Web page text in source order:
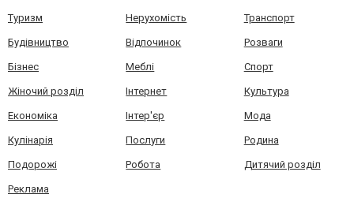
Туризм Нерухомість Транспорт
Будівництво Відпочинок Розваги
Бізнес Меблі Спорт
Жіночий розділ Інтернет Культура
Економіка Інтер'єр Мода
Кулінарія Послуги Родина
Подорожі Робота Дитячий розділ
Реклама